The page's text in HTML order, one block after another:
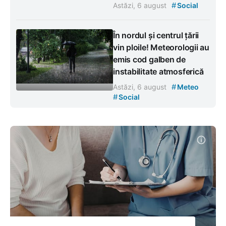
Astăzi, 6 august #Social
În nordul și centrul țării
vin ploile! Meteorologii au
emis cod galben de
instabilitate atmosferică
Astăzi, 6 august #Meteo
#Social